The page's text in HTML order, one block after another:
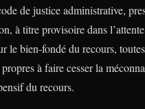
de justice administrative,
à titre provisoire dans
le bien-fondé du recours,
à faire cesser la
du recours.